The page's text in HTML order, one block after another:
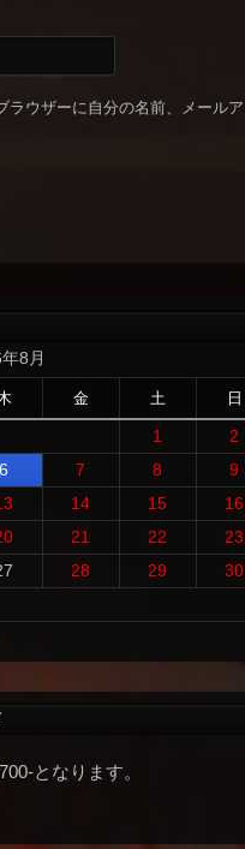
ラウザーに自分の名前、メール
8月
金 土 日
1
2
6 7 8
9
14 15
16
21 22
23
28 29
30
となります。